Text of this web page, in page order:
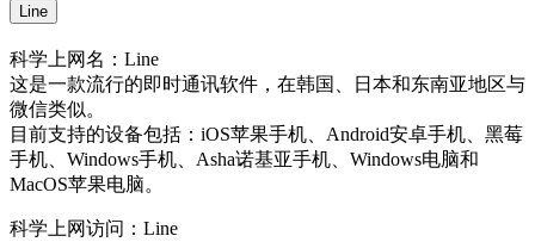
Line
科学上网名：Line
这是一款流行的即时通讯软件，在韩国、日本和东南亚地区与
微信类似。
目前支持的设备包括：iOS苹果手机、Android安卓手机、黑莓
手机、Windows手机、Asha诺基亚手机、Windows电脑和
MacOS苹果电脑。
科学上网访问：Line